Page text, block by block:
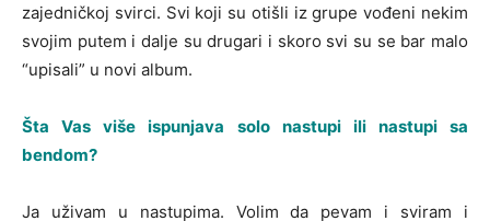
zajedničkoj svirci. Svi koji su otišli iz grupe vođeni nekim
svojim putem i dalje su drugari i skoro svi su se bar malo
“upisali” u novi album.
Šta Vas više ispunjava solo nastupi ili nastupi sa
bendom?
Ja uživam u nastupima. Volim da pevam i sviram i